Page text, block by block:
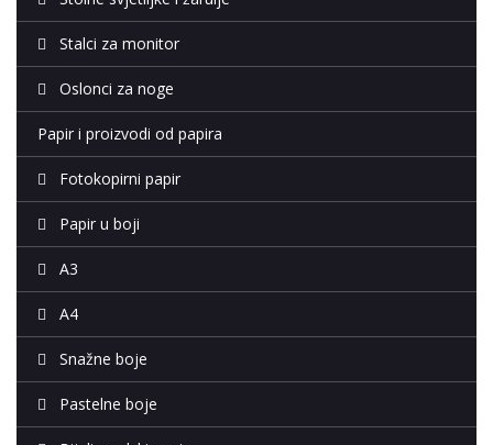
Stalci za monitor
Oslonci za noge
Papir i proizvodi od papira
Fotokopirni papir
Papir u boji
A3
A4
Snažne boje
Pastelne boje